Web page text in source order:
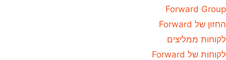
Forward Group
החזון של Forward
לקוחות ממליצים
לקוחות של Forward